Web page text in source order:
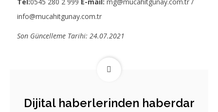
info@mucahitgunay.com.tr
Son Güncelleme Tarihi: 24.07.2021
Dijital haberlerinden haberdar